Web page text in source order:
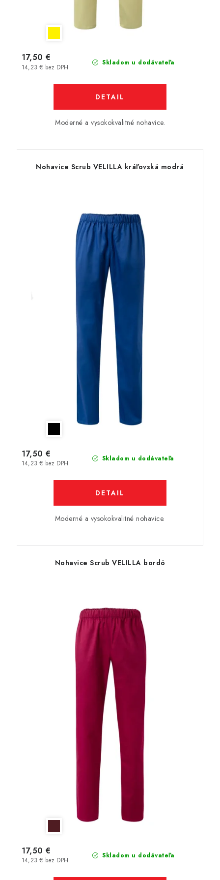
Skladom u dodávateľa
14,23 € bez DPH
17,50 €
DETAIL
Moderné a vysokokvalitné nohavice.
Nohavice Scrub VELILLA kráľovská modrá
Skladom u dodávateľa
14,23 € bez DPH
17,50 €
DETAIL
Moderné a vysokokvalitné nohavice.
Nohavice Scrub VELILLA bordó
Skladom u dodávateľa
14,23 € bez DPH
17,50 €